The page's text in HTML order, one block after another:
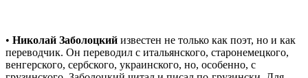
• Николай Заболоцкий известен не только как поэт, но и как
переводчик. Он переводил с итальянского, старонемецкого,
венгерского, сербского, украинского, но, особенно, с